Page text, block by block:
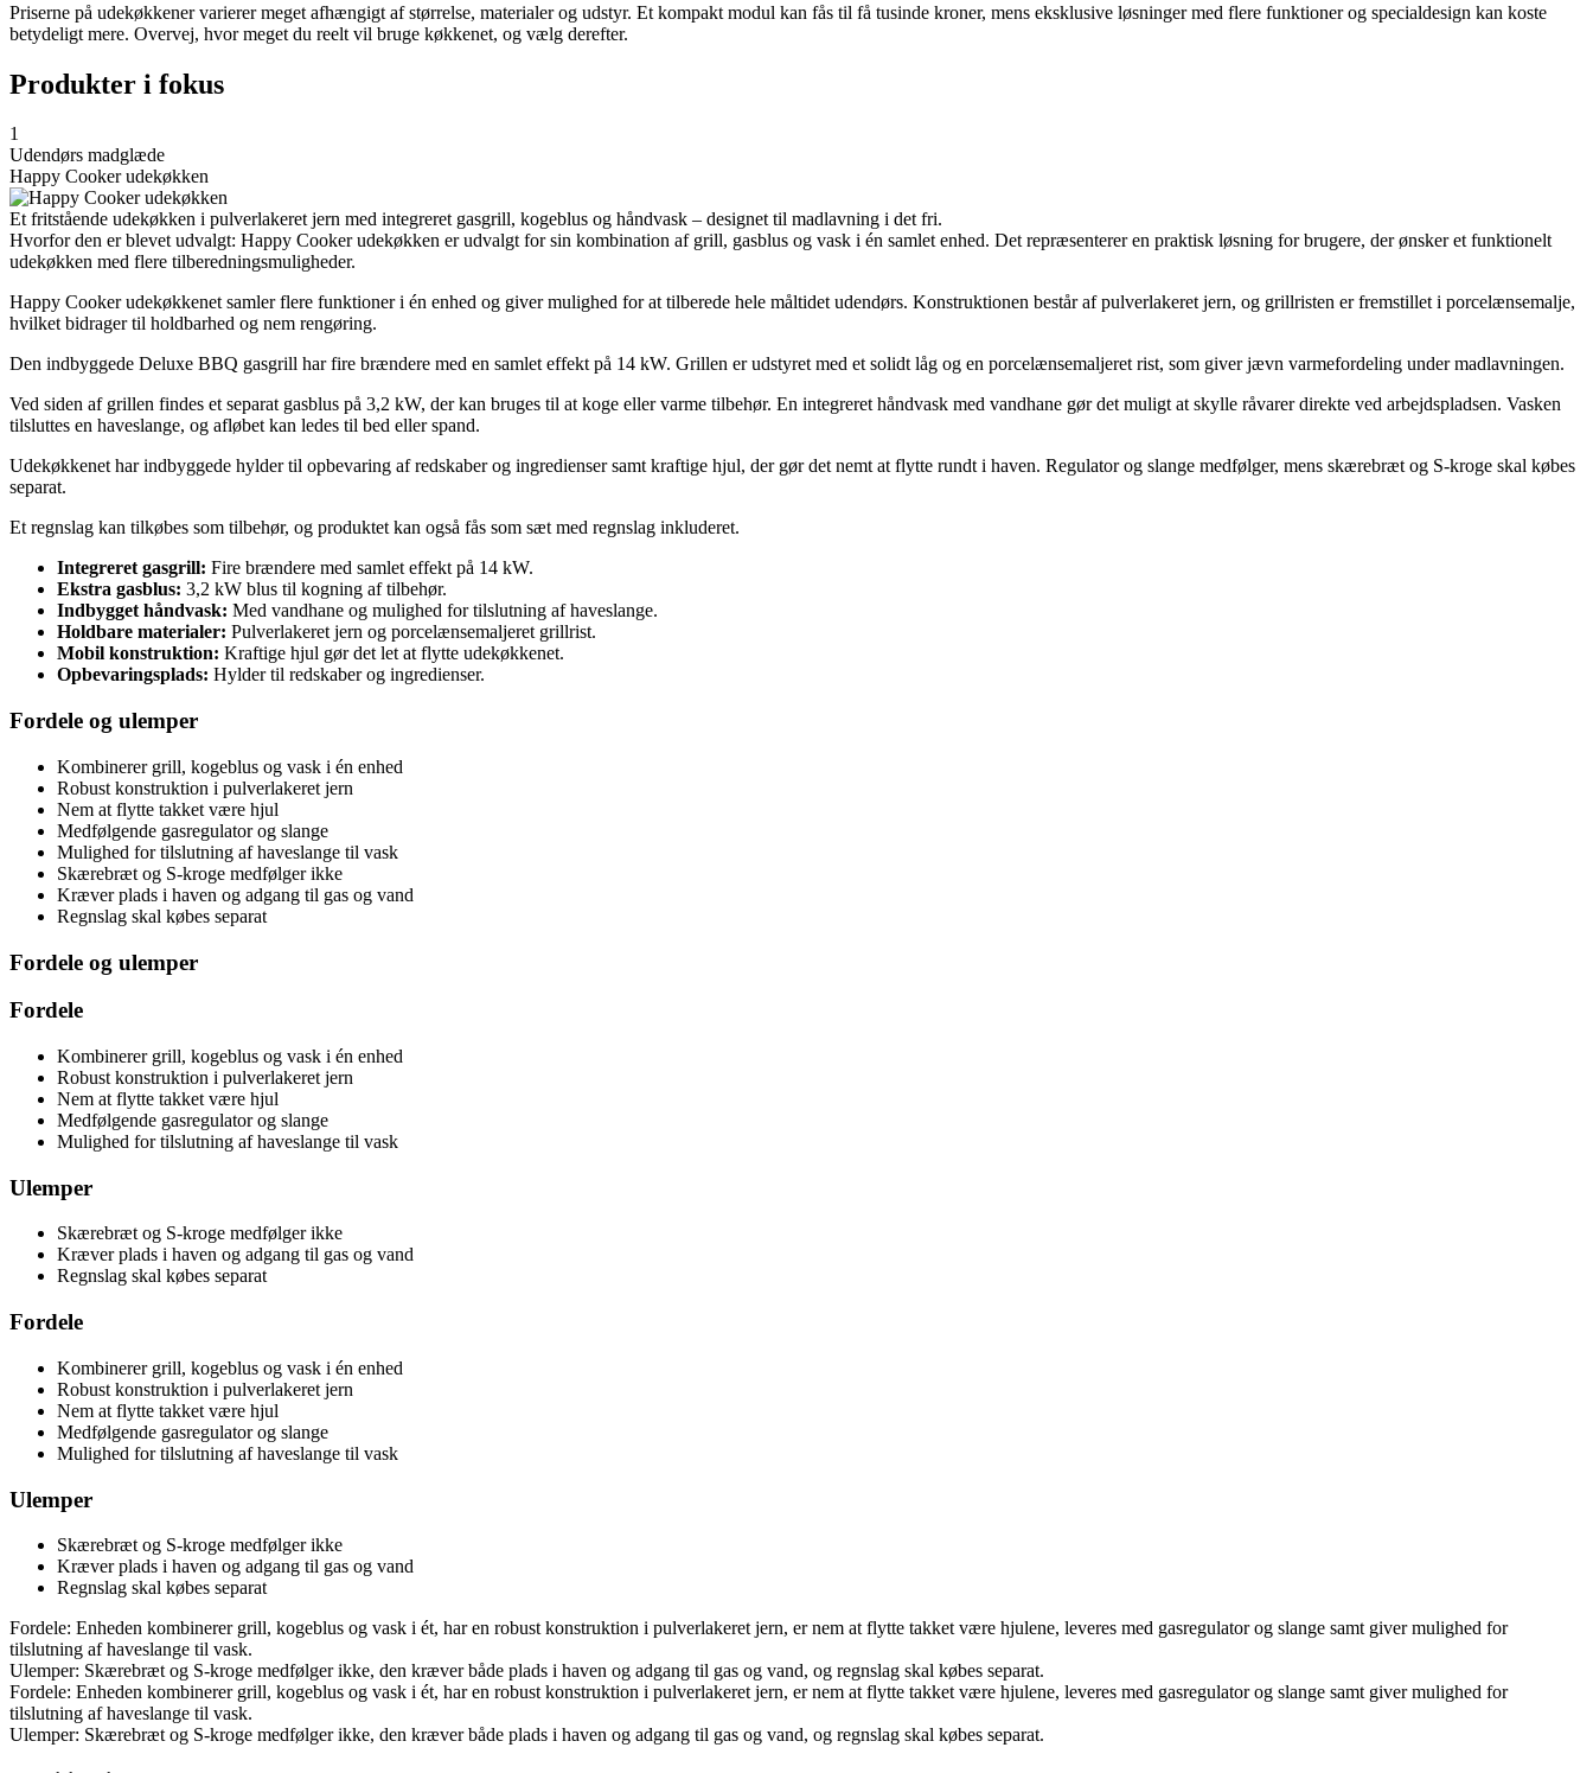
Priserne på udekøkkener varierer meget afhængigt af størrelse, materialer og udstyr. Et kompakt modul kan fås til få tusinde kroner, mens eksklusive løsninger med flere funktioner og specialdesign kan koste
betydeligt mere. Overvej, hvor meget du reelt vil bruge køkkenet, og vælg derefter.
Produkter i fokus
1
Udendørs madglæde
Happy Cooker udekøkken
Et fritstående udekøkken i pulverlakeret jern med integreret gasgrill, kogeblus og håndvask – designet til madlavning i det fri.
Hvorfor den er blevet udvalgt: Happy Cooker udekøkken er udvalgt for sin kombination af grill, gasblus og vask i én samlet enhed. Det repræsenterer en praktisk løsning for brugere, der ønsker et funktionelt
udekøkken med flere tilberedningsmuligheder.
Happy Cooker udekøkkenet samler flere funktioner i én enhed og giver mulighed for at tilberede hele måltidet udendørs. Konstruktionen består af pulverlakeret jern, og grillristen er fremstillet i porcelænsemalje,
hvilket bidrager til holdbarhed og nem rengøring.
Den indbyggede Deluxe BBQ gasgrill har fire brændere med en samlet effekt på 14 kW. Grillen er udstyret med et solidt låg og en porcelænsemaljeret rist, som giver jævn varmefordeling under madlavningen.
Ved siden af grillen findes et separat gasblus på 3,2 kW, der kan bruges til at koge eller varme tilbehør. En integreret håndvask med vandhane gør det muligt at skylle råvarer direkte ved arbejdspladsen. Vasken
tilsluttes en haveslange, og afløbet kan ledes til bed eller spand.
Udekøkkenet har indbyggede hylder til opbevaring af redskaber og ingredienser samt kraftige hjul, der gør det nemt at flytte rundt i haven. Regulator og slange medfølger, mens skærebræt og S-kroge skal købes
separat.
Et regnslag kan tilkøbes som tilbehør, og produktet kan også fås som sæt med regnslag inkluderet.
Integreret gasgrill: Fire brændere med samlet effekt på 14 kW.
Ekstra gasblus: 3,2 kW blus til kogning af tilbehør.
Indbygget håndvask: Med vandhane og mulighed for tilslutning af haveslange.
Holdbare materialer: Pulverlakeret jern og porcelænsemaljeret grillrist.
Mobil konstruktion: Kraftige hjul gør det let at flytte udekøkkenet.
Opbevaringsplads: Hylder til redskaber og ingredienser.
Fordele og ulemper
Kombinerer grill, kogeblus og vask i én enhed
Robust konstruktion i pulverlakeret jern
Nem at flytte takket være hjul
Medfølgende gasregulator og slange
Mulighed for tilslutning af haveslange til vask
Skærebræt og S-kroge medfølger ikke
Kræver plads i haven og adgang til gas og vand
Regnslag skal købes separat
Fordele og ulemper
Fordele
Kombinerer grill, kogeblus og vask i én enhed
Robust konstruktion i pulverlakeret jern
Nem at flytte takket være hjul
Medfølgende gasregulator og slange
Mulighed for tilslutning af haveslange til vask
Ulemper
Skærebræt og S-kroge medfølger ikke
Kræver plads i haven og adgang til gas og vand
Regnslag skal købes separat
Fordele
Kombinerer grill, kogeblus og vask i én enhed
Robust konstruktion i pulverlakeret jern
Nem at flytte takket være hjul
Medfølgende gasregulator og slange
Mulighed for tilslutning af haveslange til vask
Ulemper
Skærebræt og S-kroge medfølger ikke
Kræver plads i haven og adgang til gas og vand
Regnslag skal købes separat
Fordele: Enheden kombinerer grill, kogeblus og vask i ét, har en robust konstruktion i pulverlakeret jern, er nem at flytte takket være hjulene, leveres med gasregulator og slange samt giver mulighed for
tilslutning af haveslange til vask.
Ulemper: Skærebræt og S-kroge medfølger ikke, den kræver både plads i haven og adgang til gas og vand, og regnslag skal købes separat.
Fordele: Enheden kombinerer grill, kogeblus og vask i ét, har en robust konstruktion i pulverlakeret jern, er nem at flytte takket være hjulene, leveres med gasregulator og slange samt giver mulighed for
tilslutning af haveslange til vask.
Ulemper: Skærebræt og S-kroge medfølger ikke, den kræver både plads i haven og adgang til gas og vand, og regnslag skal købes separat.